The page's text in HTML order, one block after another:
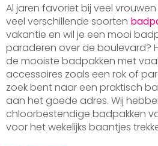
Al jaren favoriet bij veel vrouwen
veel verschillende soorten
vakantie en wil je een mooi
paraderen over de boulevard?
de mooiste badpakken met
accessoires zoals een rok of
zoek bent naar een praktisch
aan het goede adres. Wij
chloorbestendige badpakken
voor het wekelijks baantjes